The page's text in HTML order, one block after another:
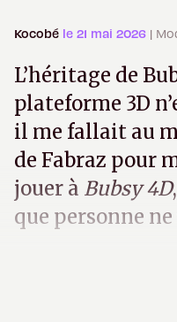
Kocobé le 21 mai 2026 |
L’héritage de
plateforme 3D
il me fallait au
de Fabraz pour
jouer à Bubsy 4D
que personne